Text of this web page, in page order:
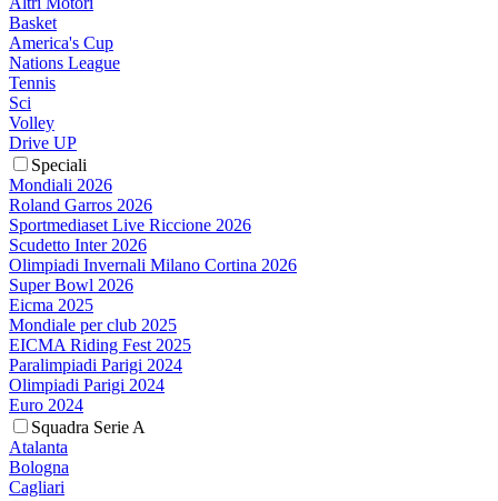
Basket
America's Cup
Nations League
Tennis
Sci
Volley
Drive UP
Speciali
Mondiali 2026
Roland Garros 2026
Sportmediaset Live Riccione 2026
Scudetto Inter 2026
Olimpiadi Invernali Milano Cortina 2026
Super Bowl 2026
Eicma 2025
Mondiale per club 2025
EICMA Riding Fest 2025
Paralimpiadi Parigi 2024
Olimpiadi Parigi 2024
Euro 2024
Squadra Serie A
Atalanta
Bologna
Cagliari